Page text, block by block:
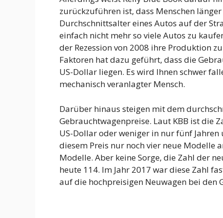
zurückzuführen ist, dass Menschen
Durchschnittsalter eines Autos auf der
einfach nicht mehr so ​​viele Autos zu
der Rezession von 2008 ihre Produktion
Faktoren hat dazu geführt, dass die
US-Dollar liegen. Es wird Ihnen schwer
mechanisch veranlagter Mensch.
Darüber hinaus steigen mit dem
Gebrauchtwagenpreise. Laut KBB ist die
US-Dollar oder weniger in nur fünf
diesem Preis nur noch vier neue Modelle
Modelle. Aber keine Sorge, die Zahl der
heute 114. Im Jahr 2017 war diese Zahl
auf die hochpreisigen Neuwagen bei den